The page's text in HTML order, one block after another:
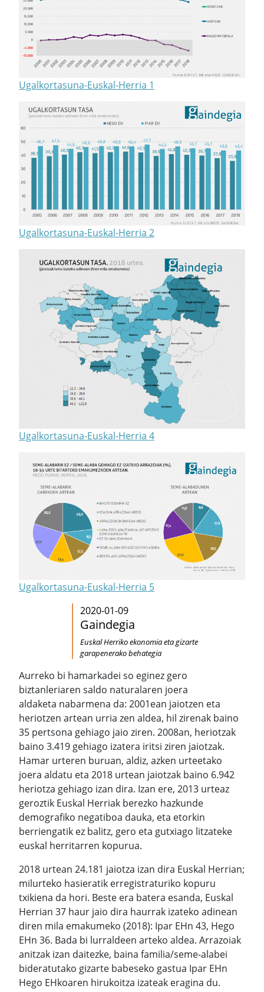
Ugalkortasuna-Euskal-Herria 1
Ugalkortasuna-Euskal-Herria 2
Ugalkortasuna-Euskal-Herria 4
Ugalkortasuna-Euskal-Herria 5
2020-01-09
Gaindegia
Euskal Herriko ekonomia eta gizarte
garapenerako behategia
Aurreko bi hamarkadei so eginez gero
biztanleriaren saldo naturalaren joera
aldaketa nabarmena da: 2001ean jaiotzen eta
heriotzen artean urria zen aldea, hil zirenak baino
35 pertsona gehiago jaio ziren. 2008an, heriotzak
baino 3.419 gehiago izatera iritsi ziren jaiotzak.
Hamar urteren buruan, aldiz, azken urteetako
joera aldatu eta 2018 urtean jaiotzak baino 6.942
heriotza gehiago izan dira. Izan ere, 2013 urteaz
geroztik Euskal Herriak berezko hazkunde
demografiko negatiboa dauka, eta etorkin
berriengatik ez balitz, gero eta gutxiago litzateke
euskal herritarren kopurua.
2018 urtean 24.181 jaiotza izan dira Euskal Herrian;
milurteko hasieratik erregistraturiko kopuru
txikiena da hori. Beste era batera esanda, Euskal
Herrian 37 haur jaio dira haurrak izateko adinean
diren mila emakumeko (2018): Ipar EHn 43, Hego
EHn 36. Bada bi lurraldeen arteko aldea. Arrazoiak
anitzak izan daitezke, baina familia/seme-alabei
bideratutako gizarte babeseko gastua Ipar EHn
Hego EHkoaren hirukoitza izateak eragina du.